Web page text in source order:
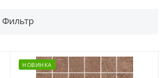
Фильтр
НОВИНКА